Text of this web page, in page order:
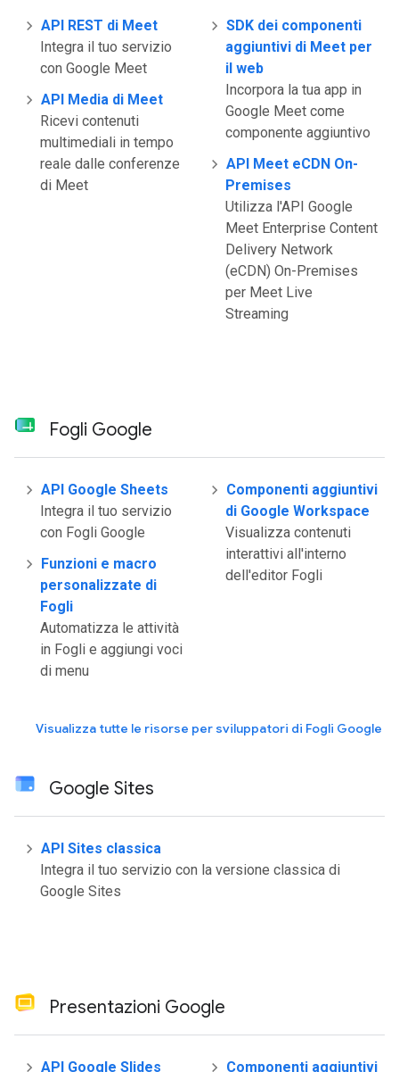
API REST di Meet
Integra il tuo servizio
con Google Meet
API Media di Meet
Ricevi contenuti
multimediali in tempo
reale dalle conferenze
di Meet
SDK dei componenti
aggiuntivi di Meet per
il web
Incorpora la tua app in
Google Meet come
componente aggiuntivo
API Meet eCDN On-
Premises
Utilizza l'API Google
Meet Enterprise Content
Delivery Network
(eCDN) On-Premises
per Meet Live
Streaming
Fogli Google
API Google Sheets
Integra il tuo servizio
con Fogli Google
Funzioni e macro
personalizzate di
Fogli
Automatizza le attività
in Fogli e aggiungi voci
di menu
Componenti aggiuntivi
di Google Workspace
Visualizza contenuti
interattivi all'interno
dell'editor Fogli
Visualizza tutte le risorse per sviluppatori di Fogli Google
Google Sites
API Sites classica
Integra il tuo servizio con la versione classica di
Google Sites
Presentazioni Google
API Google Slides
Componenti aggiuntivi